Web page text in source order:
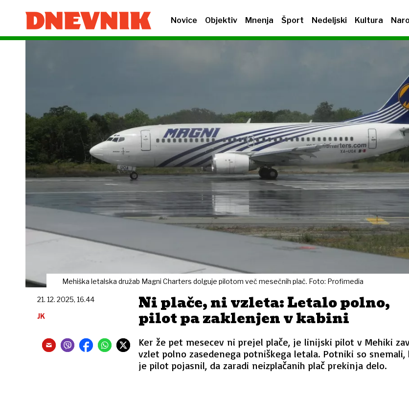
Novice Objektiv Mnenja Šport Nedeljski Kultura
Mehiška letalska družab Magni Charters dolguje pilotom več mesečnih plač. Foto: Profimedia
Ni plače, ni vzleta: Letalo polno,
pilot pa zaklenjen v kabini
Ker že pet mesecev ni prejel plače, je linijski pilot v Mehiki
vzlet polno zasedenega potniškega letala. Potniki so snemali,
je pilot pojasnil, da zaradi neizplačanih plač prekinja delo.
21. 12. 2025, 16.44
JK